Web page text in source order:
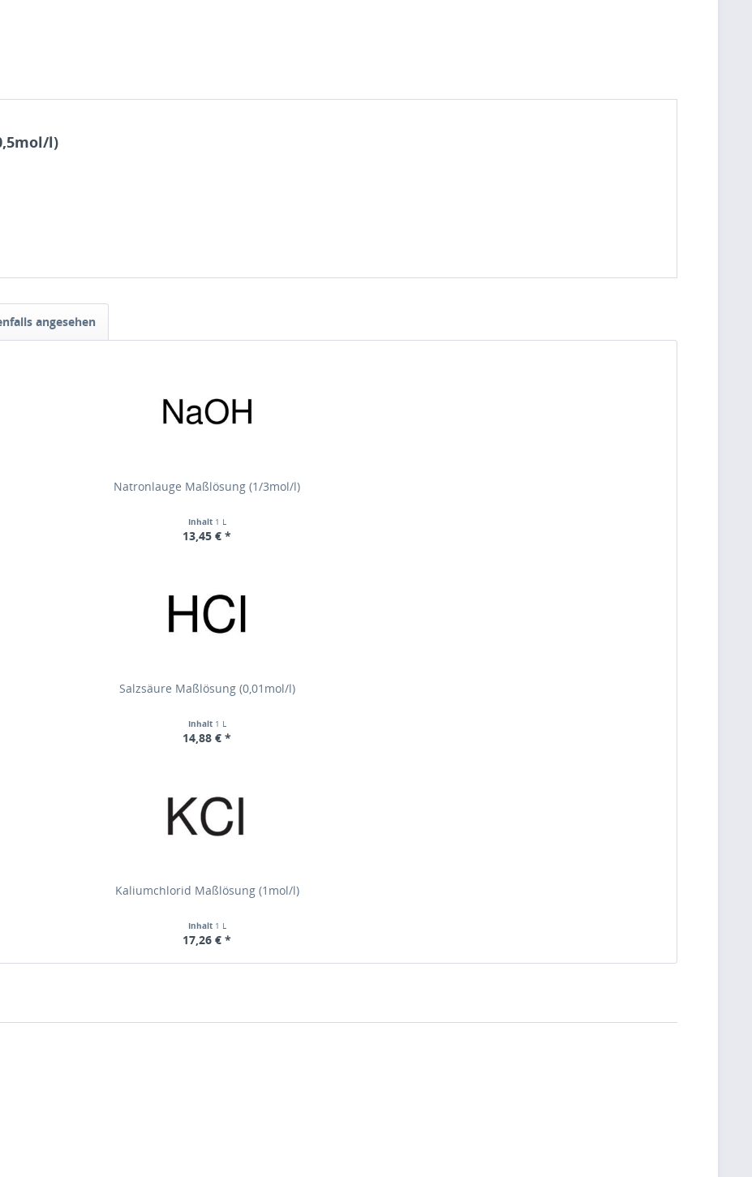
l)
angesehen
Natronlauge Maßlösung (1/3mol/l)
Inhalt 1 L
13,45 € *
Salzsäure Maßlösung (0,01mol/l)
Inhalt 1 L
14,88 € *
Kaliumchlorid Maßlösung (1mol/l)
Inhalt 1 L
17,26 € *